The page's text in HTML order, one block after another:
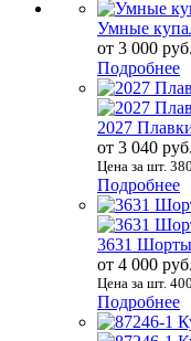
Умные
от 3 000 руб.
Подробнее
2027
от 3 040 руб.
Цена за шт.
Подробнее
3631
от 4 000 руб.
Цена за шт.
Подробнее